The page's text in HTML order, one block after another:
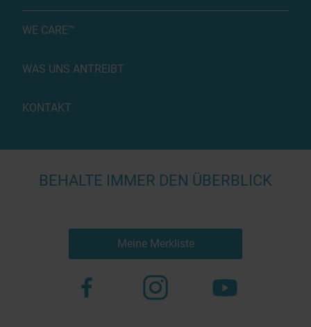
WE CARE™
WAS UNS ANTREIBT
KONTAKT
BEHALTE IMMER DEN ÜBERBLICK
Meine Merkliste